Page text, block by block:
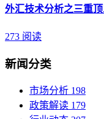
外汇技术分析之三重
273 阅读
新闻分类
市场分析 198
政策解读 179